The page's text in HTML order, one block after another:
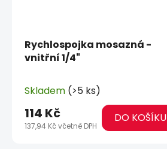
Rychlospojka mosazná -
vnitřní 1/4"
Skladem (>5 ks)
137,94 Kč včetně DPH
114 Kč DO KOŠÍKU